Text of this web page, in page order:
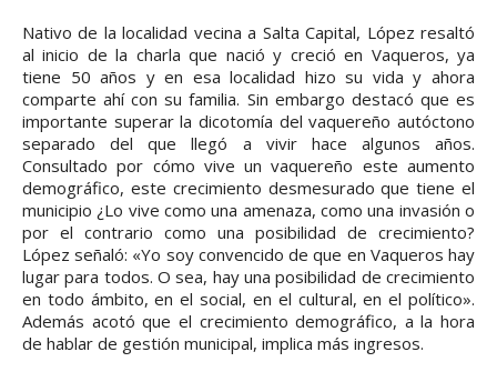
Nativo de la localidad vecina a Salta Capital, López resaltó
al inicio de la charla que nació y creció en Vaqueros, ya
tiene 50 años y en esa localidad hizo su vida y ahora
comparte ahí con su familia. Sin embargo destacó que es
importante superar la dicotomía del vaquereño autóctono
separado del que llegó a vivir hace algunos años.
Consultado por cómo vive un vaquereño este aumento
demográfico, este crecimiento desmesurado que tiene el
municipio ¿Lo vive como una amenaza, como una invasión o
por el contrario como una posibilidad de crecimiento?
López señaló: «Yo soy convencido de que en Vaqueros hay
lugar para todos. O sea, hay una posibilidad de crecimiento
en todo ámbito, en el social, en el cultural, en el político».
Además acotó que el crecimiento demográfico, a la hora
de hablar de gestión municipal, implica más ingresos.